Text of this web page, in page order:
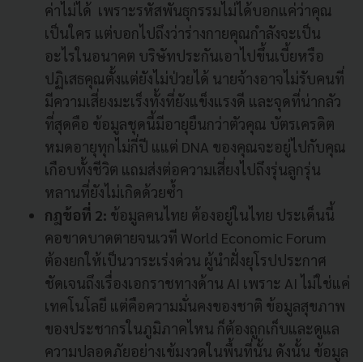
ค่าไม่ได้ เพราะรหัสพันธุกรรมไม่ได้บอกแค่ว่าคุณ
เป็นใคร แต่บอกไปถึงว่าร่างกายคุณกำลังจะเป็น
อะไรในอนาคต บริษัทประกันเอาไปขึ้นเบี้ยหรือ
ปฏิเสธคุณตั้งแต่ยังไม่ป่วยได้ นายจ้างอาจไม่รับคนที่
มีความเสี่ยงมะเร็งทั้งที่ยังแข็งแรงดี และจุดที่น่ากลัว
ที่สุดคือ ข้อมูลชุดนี้มีอายุยืนกว่าตัวคุณ บัตรเครดิต
หมดอายุทุกไม่กี่ปี แแต่ DNA ของคุณจะอยู่ไปกับคุณ
เกือบทั้งชีวิต แถมส่งต่อความเสี่ยงไปถึงรุ่นลูกรุ่น
หลานที่ยังไม่เกิดด้วยซ้ำ
กฎข้อที่ 2: ข้อมูลคนไทย ต้องอยู่ในไทย ประเด็นนี้
คอขาดบาดตายจนเวที World Economic Forum
ต้องยกให้เป็นวาระเร่งด่วน ผู้นำฝั่งยุโรปประกาศ
ชัดเจนถึงเรื่องเอกราชทางด้าน AI เพราะ AI ไม่ใช่แค่
เทคโนโลยี แต่คือความมั่นคงของชาติ ข้อมูลสุขภาพ
ของประชากรในภูมิภาคไหน ก็ต้องถูกเก็บและดูแล
ความปลอดภัยอย่างเข้มงวดในพื้นที่นั้น ดังนั้น ข้อมูล